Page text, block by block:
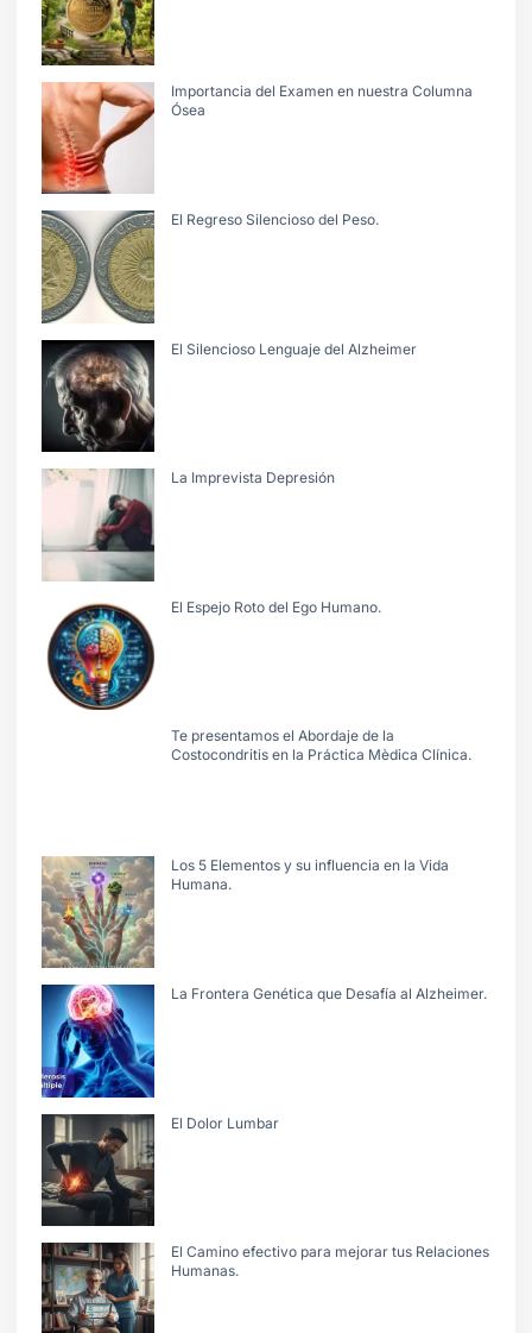
Importancia del Examen en nuestra Columna
Ósea
El Regreso Silencioso del Peso.
El Silencioso Lenguaje del Alzheimer
La Imprevista Depresión
El Espejo Roto del Ego Humano.
Te presentamos el Abordaje de la
Costocondritis en la Práctica Mèdica Clínica.
Los 5 Elementos y su influencia en la Vida
Humana.
La Frontera Genética que Desafía al Alzheimer.
El Dolor Lumbar
El Camino efectivo para mejorar tus Relaciones
Humanas.